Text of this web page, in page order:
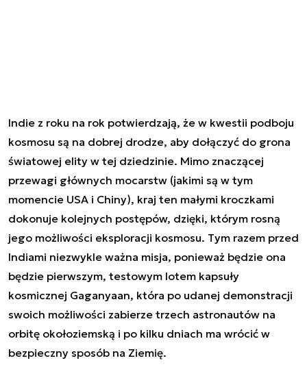
Indie z roku na rok potwierdzają, że w kwestii podboju
kosmosu są na dobrej drodze, aby dołączyć do grona
światowej elity w tej dziedzinie. Mimo znaczącej
przewagi głównych mocarstw (jakimi są w tym
momencie USA i Chiny), kraj ten małymi kroczkami
dokonuje kolejnych postępów, dzięki, którym rosną
jego możliwości eksploracji kosmosu. Tym razem przed
Indiami niezwykle ważna misja, ponieważ będzie ona
będzie pierwszym, testowym lotem kapsuły
kosmicznej Gaganyaan, która po udanej demonstracji
swoich możliwości zabierze trzech astronautów na
orbitę okołoziemską i po kilku dniach ma wrócić w
bezpieczny sposób na Ziemię.